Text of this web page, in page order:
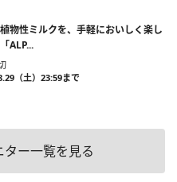
物性ミルクを、手軽においしく楽し
ALP...
（土）23:59まで
ー一覧を見る